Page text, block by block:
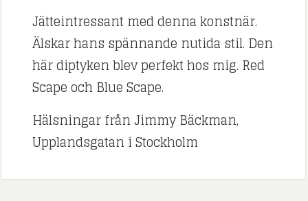
Jätteintressant med denna konstnär.
Älskar hans spännande nutida stil. Den
här diptyken blev perfekt hos mig. Red
Scape och Blue Scape.
Hälsningar från Jimmy Bäckman,
Upplandsgatan i Stockholm